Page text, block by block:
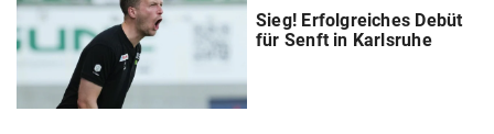
Sieg! Erfolgreiches Debüt
für Senft in Karlsruhe